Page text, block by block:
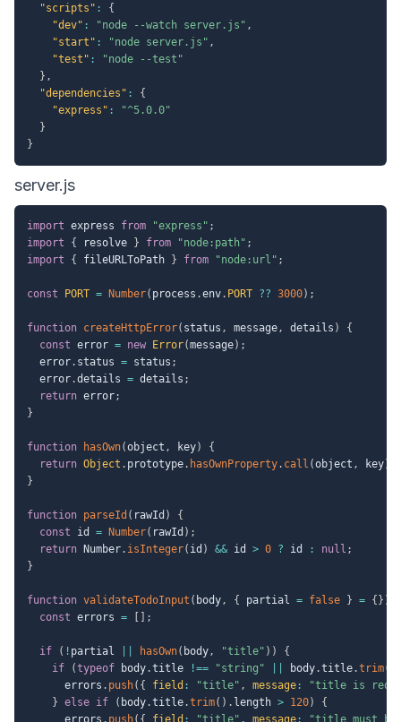
"scripts" :
{
"dev" : "node --watch server.js" ,
"start" : "node server.js" ,
"test" :
"node --test"
} ,
"dependencies" :
{
"express" :
"^5.0.0"
}
}
server.js
import express from "express" ;
import
{ resolve } from "node:path" ;
import
{ fileURLToPath } from "node:url" ;
const PORT = Number( process .env. PORT ?? 3000) ;
function createHttpError( status , message, details )
{
const error = new Error(message) ;
  error
. status = status ;
  error
.details = details ;
return error;
}
function hasOwn(object , key)
{
return Object . prototype. hasOwnProperty. call (object , key)
}
function parseId ( rawId )
{
const id = Number( rawId ) ;
return Number. isInteger( id ) && id > 0 ? id : null ;
}
function validateTodoInput ( body, { partial = false } = { } )
const errors = ;
if ( ! partial hasOwn( body, "title" ) )
{
if
(typeof body.title !== "string" body.title.trim(
      errors
. push( { field : "title" , message :
"title is
} else if ( body.title.trim( ) . length > 120)
{
      errors
. push( { field : "title" , message :
"title must be